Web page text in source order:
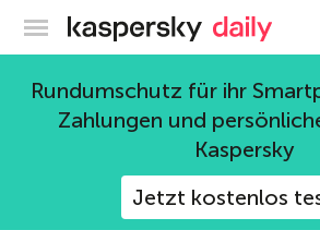
Offizieller
Rundumschutz für ihr
Zahlungen und
Kaspersky
Jetzt kostenlos